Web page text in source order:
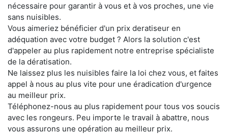
nécessaire pour garantir à vous et à vos proches, une vie
sans nuisibles.
Vous aimeriez bénéficier d'un prix deratiseur en
adéquation avec votre budget ? Alors la solution c'est
d'appeler au plus rapidement notre entreprise spécialiste
de la dératisation.
Ne laissez plus les nuisibles faire la loi chez vous, et faites
appel à nous au plus vite pour une éradication d'urgence
au meilleur prix.
Téléphonez-nous au plus rapidement pour tous vos soucis
avec les rongeurs. Peu importe le travail à abattre, nous
vous assurons une opération au meilleur prix.